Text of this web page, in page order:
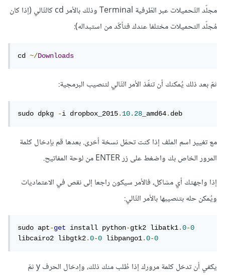
مجلّد التّحميلات عبر الطّرفية Terminal وذلك بالأمر cd كالتّالي (إذا كان
مُجلّد التحميلات مختلفا عندك فتأكّد من استبداله):
cd ~/Downloads
ثمّ بعد ذلك يُمكنك أن تنفّذ الأمر التّالي لتنصيب البرمجية:
sudo dpkg -i dropbox_2015.10.28 _amd64.deb
مع تغيير اسم الملف إذا كنت تحمّل نسخة أخرى. بعدها قم بإدخال كلمة
المرور الخاص بك واضغط على زر ENTER من لوحة المفاتيح.
إذا واجهتك أي مشاكل، فالأمر سيكون راجعا إلى نقص في الاعتماديات
ويُمكن حله بتنصيبها بالأمر التّالي:
sudo apt-get install python-gtk2 libatk1.0-0
libcairo2 libgtk2.0-0 libpango1.0-0
يكفي أن تدخل كلمة مرورك إذا طُلب منك ذلك، وإدخال الحرف y ثمّ